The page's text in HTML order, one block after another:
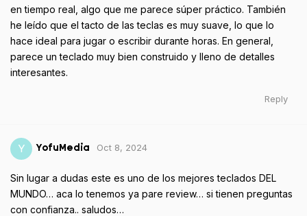
en tiempo real, algo que me parece súper práctico. También
he leído que el tacto de las teclas es muy suave, lo que lo
hace ideal para jugar o escribir durante horas. En general,
parece un teclado muy bien construido y lleno de detalles
interesantes.
Reply
Y YofuMedia Oct 8, 2024
Sin lugar a dudas este es uno de los mejores teclados DEL
MUNDO… aca lo tenemos ya pare review… si tienen preguntas
con confianza.. saludos…